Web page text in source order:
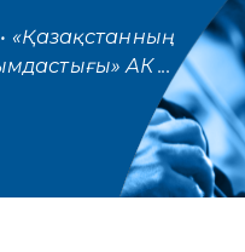
• «Қазақстанның
АК ...